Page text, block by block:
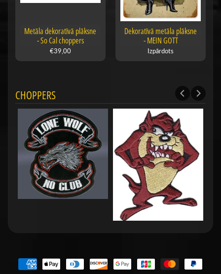
Metāla dekoratīvā plāksne
- So Cal choppers
€39,00
Dekoratīvā metāla plāksne
- MEIN GOTT
Izpārdots
CHOPPERS